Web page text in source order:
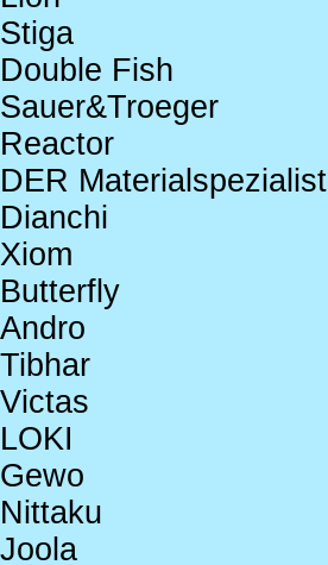
Stiga
Double Fish
Sauer&Troeger
Reactor
DER Materialspezialist
Dianchi
Xiom
Butterfly
Andro
Tibhar
Victas
LOKI
Gewo
Nittaku
Joola